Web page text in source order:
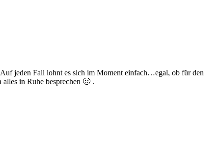
jeden Fall lohnt es sich im Moment einfach…egal, ob für den
in Ruhe besprechen 🙂 .